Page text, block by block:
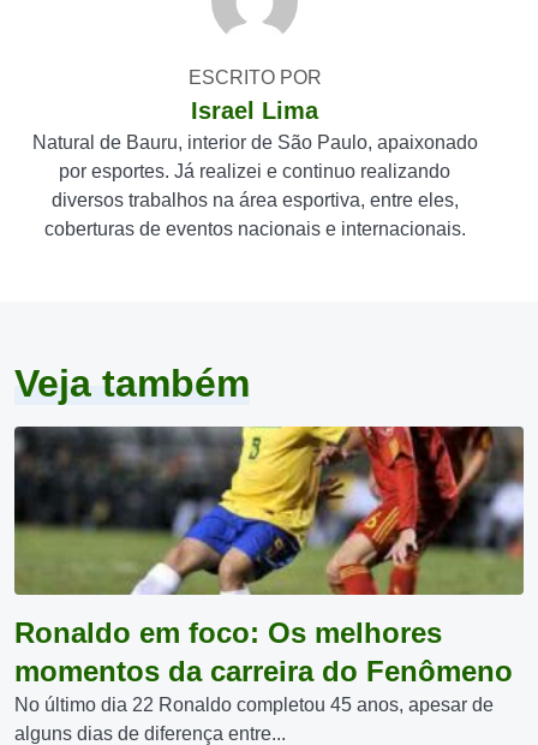
ESCRITO POR
Israel Lima
Natural de Bauru, interior de São Paulo, apaixonado
por esportes. Já realizei e continuo realizando
diversos trabalhos na área esportiva, entre eles,
coberturas de eventos nacionais e internacionais.
Veja também
Ronaldo em foco: Os melhores
momentos da carreira do Fenômeno
No último dia 22 Ronaldo completou 45 anos, apesar de
alguns dias de diferença entre...